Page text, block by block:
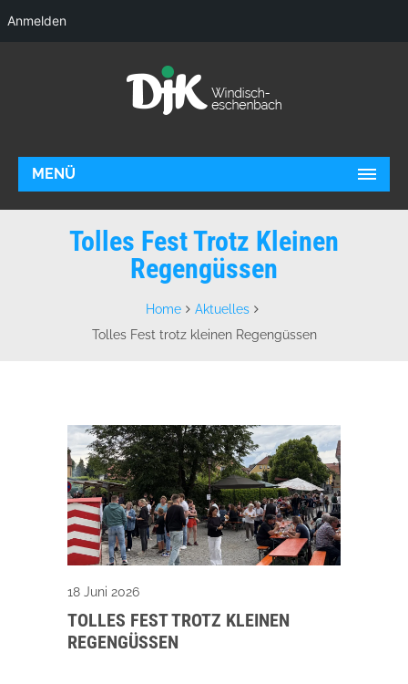
MENÜ
Tolles Fest Trotz Kleinen
Regengüssen
Home
Aktuelles
Tolles Fest trotz kleinen Regengüssen
18 Juni 2026
TOLLES FEST TROTZ KLEINEN
REGENGÜSSEN
Anmelden